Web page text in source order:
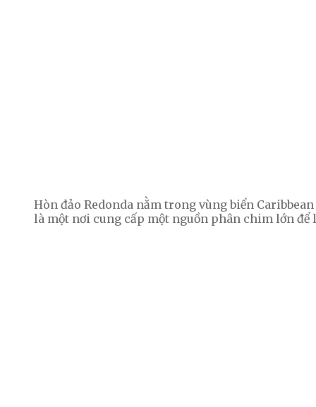
Hòn đảo Redonda nằm trong vùng biển
là một nơi cung cấp một nguồn phân chim lớn để